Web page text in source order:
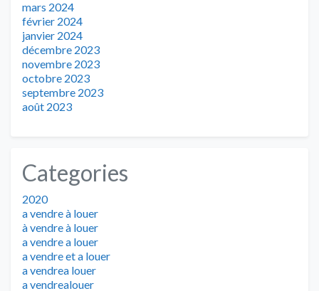
mars 2024
février 2024
janvier 2024
décembre 2023
novembre 2023
octobre 2023
septembre 2023
août 2023
Categories
2020
a vendre à louer
à vendre à louer
a vendre a louer
a vendre et a louer
a vendrea louer
a vendrealouer